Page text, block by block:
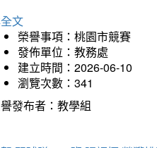
文
榮譽事項：桃園市競賽
發佈單位：教務處
建立時間：2026-06-10
瀏覽次數：341
發布者：教學組